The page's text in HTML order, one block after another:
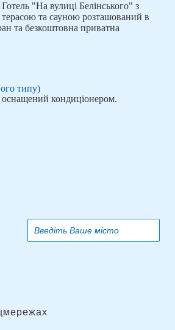
Готель "На вулиці Белінського" з
терасою та сауною розташований в
та безкоштовна приватна
типу)
кондиціонером.